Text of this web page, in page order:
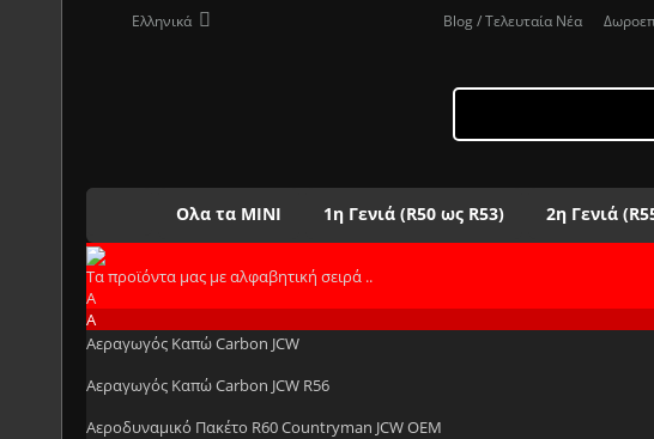
Ελληνικά Blog / Τελευταία Νέα
Ολα τα ΜΙΝΙ 1η Γενιά (R50 ως R53) 2η Γενιά
Τα προϊόντα μας με αλφαβητική σειρά ..
Α
Α
Αεραγωγός Καπώ Carbon JCW
Αεραγωγός Καπώ Carbon JCW R56
Αεροδυναμικό Πακέτο R60 Countryman JCW OEM